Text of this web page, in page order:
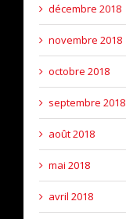
décembre 2018
novembre 2018
octobre 2018
septembre 2018
août 2018
mai 2018
avril 2018